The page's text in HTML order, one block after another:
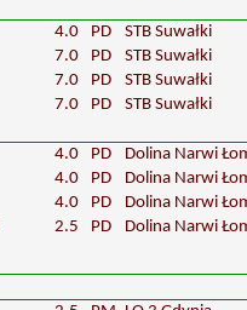
4.0 PD
STB Suwałki
7.0 PD
STB Suwałki
7.0 PD
STB Suwałki
7.0 PD
STB Suwałki
4.0 PD
Dolina Narwi
4.0 PD
Dolina Narwi
4.0 PD
Dolina Narwi
2.5 PD Dolina Narwi